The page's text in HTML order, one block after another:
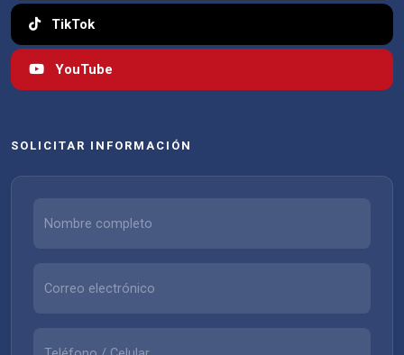
TikTok
YouTube
SOLICITAR INFORMACIÓN